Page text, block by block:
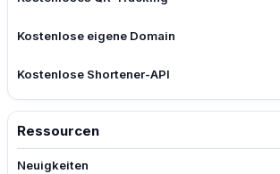
Kostenlose eigene Domain
Kostenlose Shortener-API
Ressourcen
Neuigkeiten